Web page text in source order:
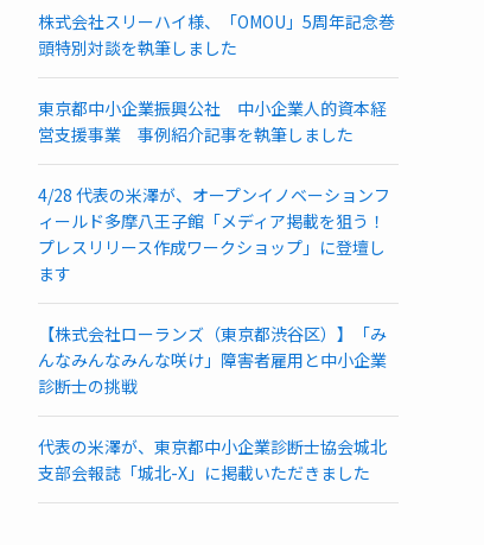
株式会社スリーハイ様、「OMOU」5周年記念巻
頭特別対談を執筆しました
東京都中小企業振興公社 中小企業人的資本経
営支援事業 事例紹介記事を執筆しました
4/28 代表の米澤が、オープンイノベーションフ
ィールド多摩八王子館「メディア掲載を狙う！
プレスリリース作成ワークショップ」に登壇し
ます
【株式会社ローランズ（東京都渋谷区）】「み
んなみんなみんな咲け」障害者雇用と中小企業
診断士の挑戦
代表の米澤が、東京都中小企業診断士協会城北
支部会報誌「城北-X」に掲載いただきました